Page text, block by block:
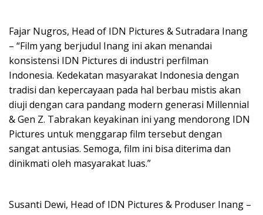
Fajar Nugros, Head of IDN Pictures & Sutradara Inang
– “Film yang berjudul Inang ini akan menandai
konsistensi IDN Pictures di industri perfilman
Indonesia. Kedekatan masyarakat Indonesia dengan
tradisi dan kepercayaan pada hal berbau mistis akan
diuji dengan cara pandang modern generasi Millennial
& Gen Z. Tabrakan keyakinan ini yang mendorong IDN
Pictures untuk menggarap film tersebut dengan
sangat antusias. Semoga, film ini bisa diterima dan
dinikmati oleh masyarakat luas.”
Susanti Dewi, Head of IDN Pictures & Produser Inang –